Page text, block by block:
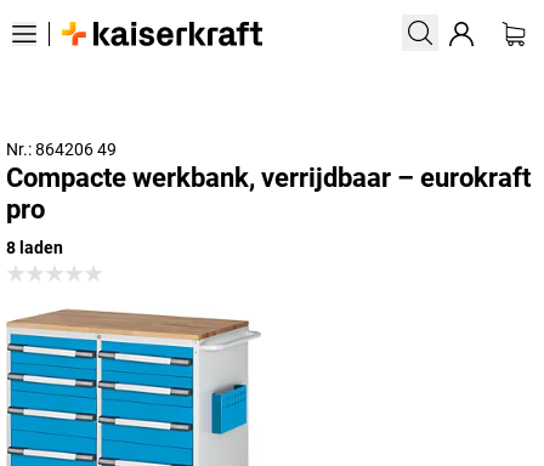
Nr.: 864206 49
Compacte werkbank, verrijdbaar – eurokraft
pro
8 laden